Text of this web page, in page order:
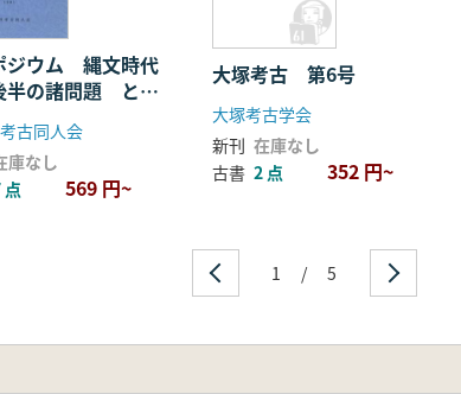
ジウム 縄文時代
半の諸問題 とく
E式と曽利式土
係について
古同人会
庫なし
点 569 円~
大塚考古 第6号
大塚考古学会
新刊 在庫なし
古書 2 点 352 円~
1 / 5